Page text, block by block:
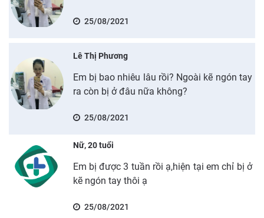
25/08/2021
Lê Thị Phương
Em bị bao nhiêu lâu rồi? Ngoài kẽ ngón tay
ra còn bị ở đâu nữa không?
25/08/2021
Nữ, 20 tuổi
Em bị được 3 tuần rồi ạ,hiện tại em chỉ bị ở
kẽ ngón tay thôi ạ
25/08/2021